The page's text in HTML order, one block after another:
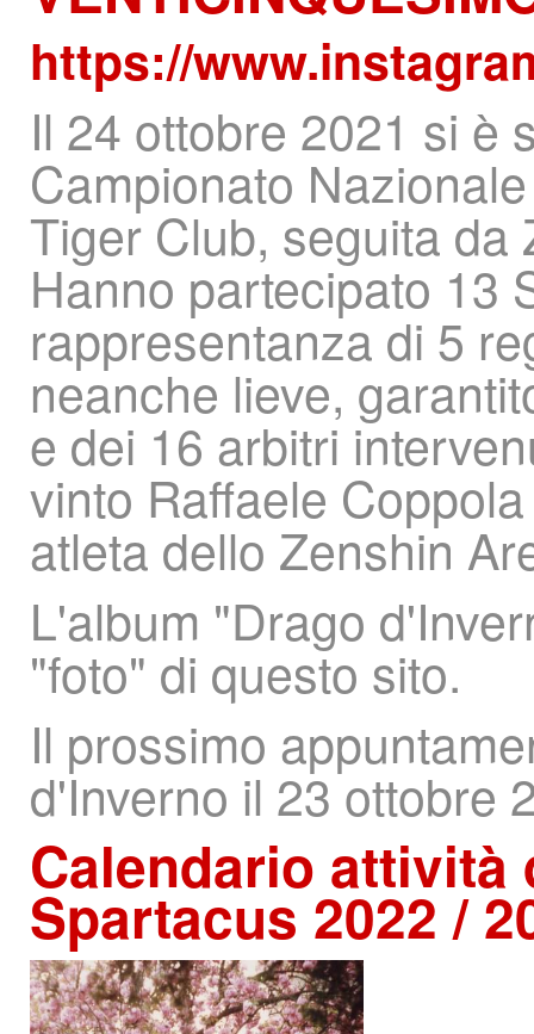
https://
Il 24 ottobre 2021 si è
Campionato
Tiger Club, seguita
Hanno partecipato 13
rappresentanza di 5
neanche lieve,
e dei 16 arbitri
vinto Raffaele
atleta dello Zenshin
L'album "Drago
"foto" di questo sito.
Il prossimo
d'Inverno il 23 ottobre
Calendario attività
Spartacus 2022 /